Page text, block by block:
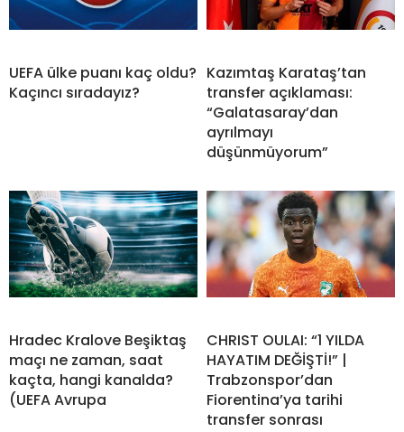
UEFA ülke puanı kaç oldu?
Kaçıncı sıradayız?
Kazımtaş Karataş’tan
transfer açıklaması:
“Galatasaray’dan
ayrılmayı
düşünmüyorum”
Hradec Kralove Beşiktaş
maçı ne zaman, saat
kaçta, hangi kanalda?
(UEFA Avrupa
CHRIST OULAI: “1 YILDA
HAYATIM DEĞİŞTİ!” |
Trabzonspor’dan
Fiorentina’ya tarihi
transfer sonrası